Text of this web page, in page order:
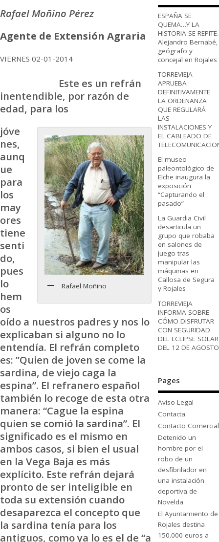
Rafael Moñino Pérez
Agente de Extensión Agraria
VIERNES 02-01-2014
Este es un refrán
inentendible, por razón de
edad, para los
Rafael Moñino
jóve
nes,
aunq
ue
para
los
may
ores
tiene
senti
do,
pues
lo
hem
os
oído a nuestros padres y nos lo
explicaban si alguno no lo
entendía. El refrán completo
es: ”Quien de joven se come la
sardina, de viejo caga la
espina”. El refranero español
también lo recoge de esta otra
manera: “Cague la espina
quien se comió la sardina”. El
significado es el mismo en
ambos casos, si bien el usual
en la Vega Baja es más
explícito. Este refrán dejará
pronto de ser inteligible en
toda su extensión cuando
desaparezca el concepto que
la sardina tenía para los
antiguos, como ya lo es el de “a
ESPAÑA SE
QUEMA…Y LA
HISTORIA SE REPITE.
Alejandro Bernabé,
geógrafo y
concejal en Rojales
TORREVIEJA
APRUEBA
DEFINITIVAMENTE
LA ORDENANZA
QUE REGULARÁ
LAS
INSTALACIONES Y
EL CABLEADO DE
El museo
paleontológico de
Elche inaugura la
exposición
“Capturando el
pasado”
La Guardia Civil
desarticula un
grupo que robaba
en salones de
juego tras
manipular las
máquinas en
Callosa de Segura
y Rojales
TORREVIEJA
INFORMA SOBRE
CÓMO DISFRUTAR
CON SEGURIDAD
DEL ECLIPSE SOLAR
DEL 12 DE AGOSTO
Pages
Aviso Legal
Contacta
Contacto Comercial
Detenido un
hombre por el
robo de un
desfibrilador en
una instalación
deportiva de
Novelda
El Ayuntamiento de
Rojales destina
150.000 euros a